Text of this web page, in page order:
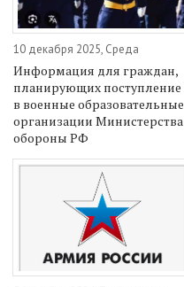
10 декабря 2025, Среда
Информация для граждан,
планирующих поступление
в военные образовательные
организации Министерства
обороны РФ